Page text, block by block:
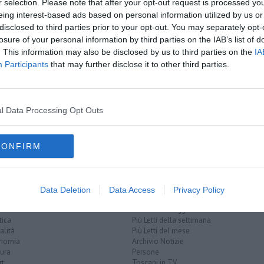
selection. Please note that after your opt-out request is processed
interest-based ads based on personal information utilized by us
to third parties prior to your opt-out. You may separately
of your personal information by third parties on the IAB’s list of
This information may also be disclosed by us to third parties on the
Participants that may further disclose it to other third parties.
Data Processing Opt Outs
Data Deletion Data Access Privacy Policy
nella tua casella di posta.
Più Letti della settimana
Più Letti del mese
Archivio Notizie
Persone